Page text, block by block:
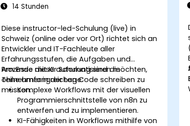
14 Stunden
Diese instructor-led-Schulung (live) in
Schweiz (online oder vor Ort) richtet sich an
Entwickler und IT-Fachleute aller
Erfahrungsstufen, die Aufgaben und
Prozesse mit KI automatisieren möchten,
ohne umfangreichen Code schreiben zu
müssen.
Am Ende dieser Schulung sind die
Teilnehmer in der Lage:
Komplexe Workflows mit der visuellen
Programmierschnittstelle von n8n zu
entwerfen und zu implementieren.
KI-Fähigkeiten in Workflows mithilfe von